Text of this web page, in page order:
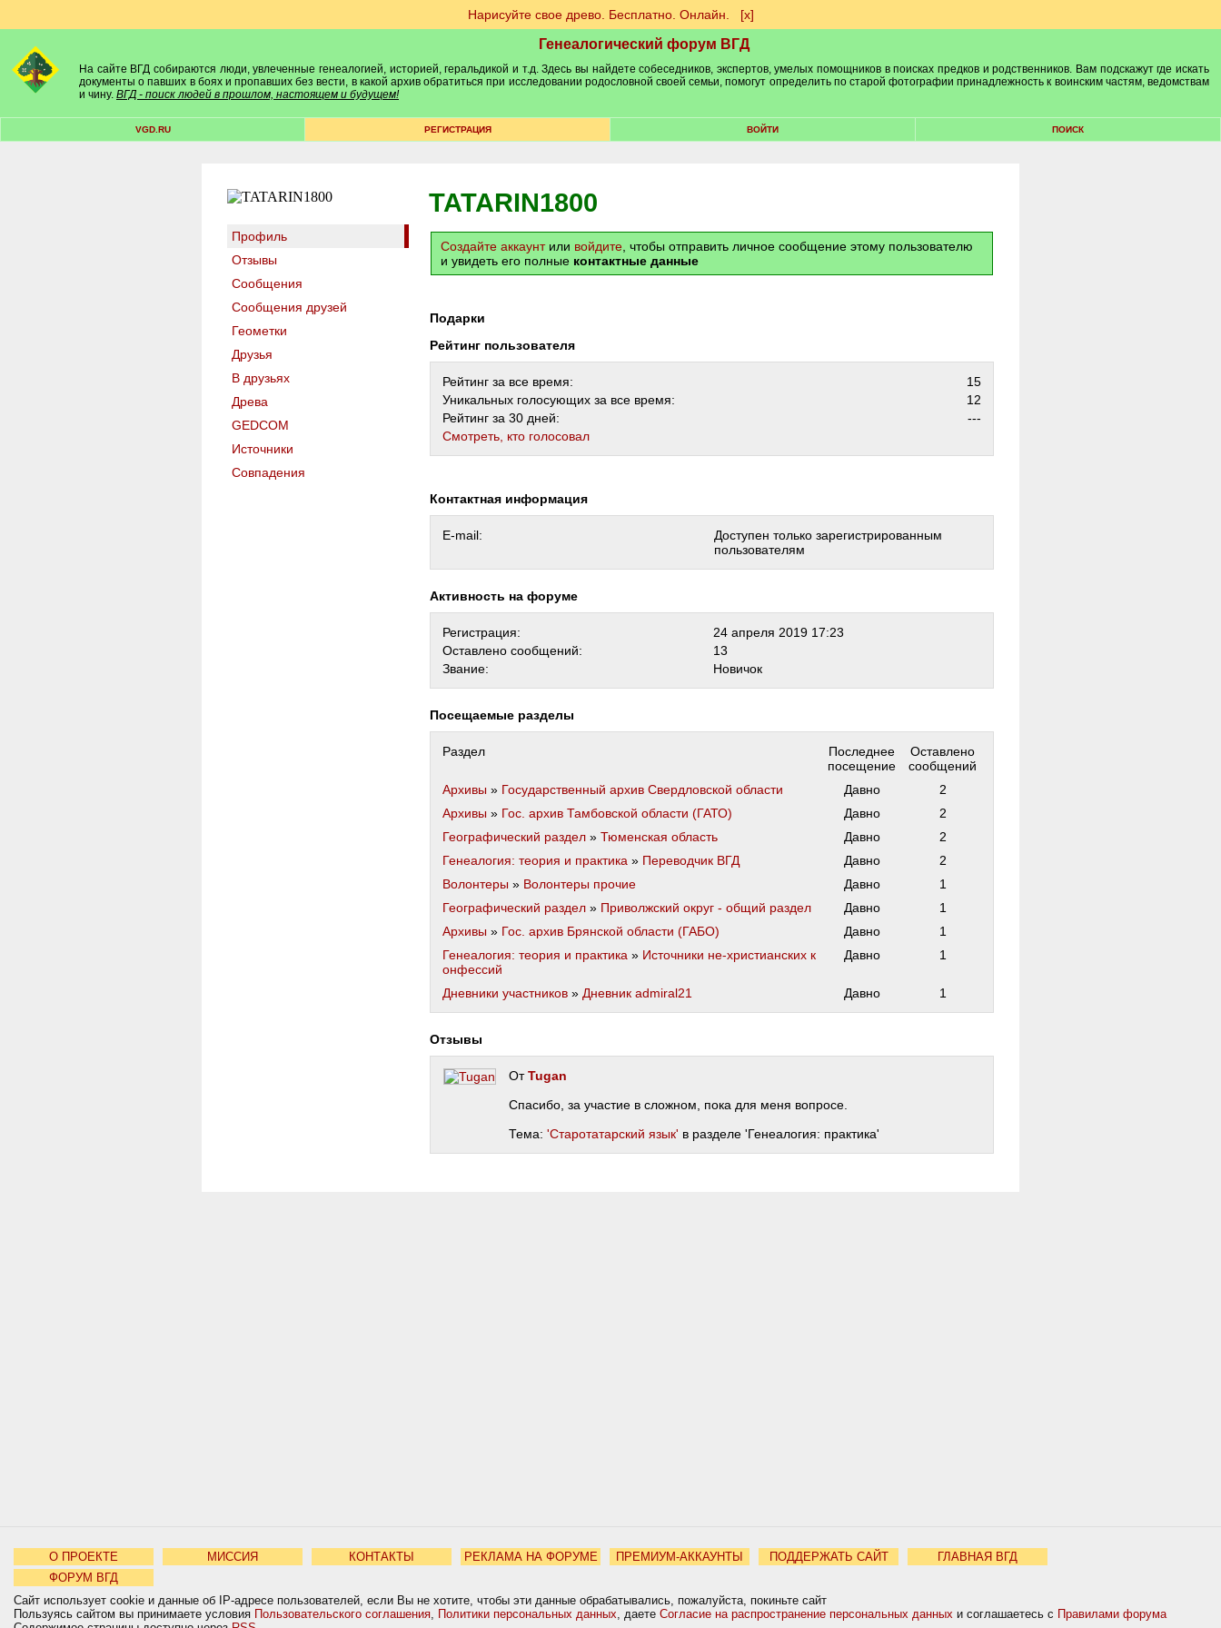
Нарисуйте свое древо. Бесплатно. Онлайн. [х]
Генеалогический форум ВГД
На сайте ВГД собираются люди, увлеченные генеалогией, историей, геральдикой и т.д. Здесь вы найдете собеседников, экспертов, умелых помощников в поисках предков и родственников. Вам подскажут где искать
документы о павших в боях и пропавших без вести, в какой архив обратиться при исследовании родословной своей семьи, помогут определить по старой фотографии принадлежность к воинским частям, ведомствам
и чину. ВГД - поиск людей в прошлом, настоящем и будущем!
VGD.RU РЕГИСТРАЦИЯ ВОЙТИ ПОИСК
Профиль
Отзывы
Сообщения
Сообщения друзей
Геометки
Друзья
В друзьях
Древа
GEDCOM
Источники
Совпадения
TATARIN1800
Создайте аккаунтили войдите , чтобы отправить личное сообщение этому пользователю
и увидеть его полные контактные данные
Подарки
Рейтинг пользователя
Рейтинг за все время:
15
Уникальных голосующих за все время:
12
Рейтинг за 30 дней:
---
Cмотреть, кто голосовал
Контактная информация
E-mail:
Доступен только зарегистрированным
пользователям
Активность на форуме
Регистрация:
24 апреля 2019 17:23
Оставлено сообщений:
13
Звание:
Новичок
Посещаемые разделы
Раздел
Последнее
посещение
Оставлено
сообщений
Архивы » Государственный архив Свердловской области Давно
2
Архивы » Гос. архив Тамбовской области (ГАТО) Давно
2
Географический раздел » Тюменская область Давно
2
Генеалогия: теория и практика » Переводчик ВГД Давно
2
Волонтеры » Волонтеры прочие Давно
1
Географический раздел » Приволжский округ - общий раздел Давно
1
Архивы » Гос. архив Брянской области (ГАБО) Давно
1
Генеалогия: теория и практика » Источники не-христианских к
онфессий
Давно 1
Дневники участников » Дневник admiral21 Давно 1
Отзывы
ОтTugan
Спасибо, за участие в сложном, пока для меня вопросе.
Тема: 'Старотатарский язык' в разделе 'Генеалогия: практика'
О ПРОЕКТЕ МИССИЯ КОНТАКТЫ РЕКЛАМА НА ФОРУМЕ ПРЕМИУМ-АККАУНТЫ ПОДДЕРЖАТЬ САЙТ
ГЛАВНАЯ ВГД
ФОРУМ ВГД
Сайт использует cookie и данные об IP-адресе пользователей, если Вы не хотите, чтобы эти данные обрабатывались, пожалуйста, покиньте сайт
Пользуясь сайтом вы принимаете условия Пользовательского соглашения, Политики персональных данных, даете Согласие на распространение персональных данных и соглашаетесь с Правилами форума